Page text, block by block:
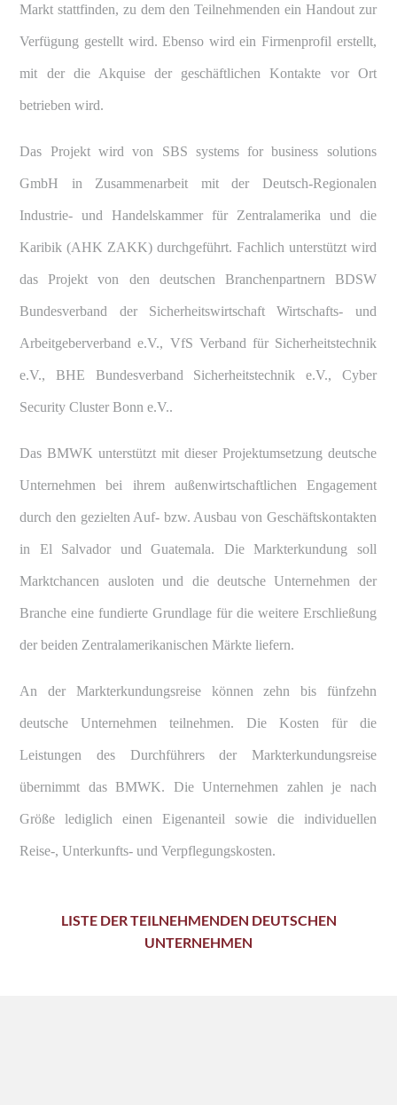
Markt stattfinden, zu dem den Teilnehmenden ein Handout zur
Verfügung gestellt wird. Ebenso wird ein Firmenprofil erstellt,
mit der die Akquise der geschäftlichen Kontakte vor Ort
betrieben wird.
Das Projekt wird von SBS systems for business solutions
GmbH in Zusammenarbeit mit der Deutsch-Regionalen
Industrie- und Handelskammer für Zentralamerika und die
Karibik (AHK ZAKK) durchgeführt. Fachlich unterstützt wird
das Projekt von den deutschen Branchenpartnern BDSW
Bundesverband der Sicherheitswirtschaft Wirtschafts- und
Arbeitgeberverband e.V., VfS Verband für Sicherheitstechnik
e.V., BHE Bundesverband Sicherheitstechnik e.V., Cyber
Security Cluster Bonn e.V..
Das BMWK unterstützt mit dieser Projektumsetzung deutsche
Unternehmen bei ihrem außenwirtschaftlichen Engagement
durch den gezielten Auf- bzw. Ausbau von Geschäftskontakten
in El Salvador und Guatemala. Die Markterkundung soll
Marktchancen ausloten und die deutsche Unternehmen der
Branche eine fundierte Grundlage für die weitere Erschließung
der beiden Zentralamerikanischen Märkte liefern.
An der Markterkundungsreise können zehn bis fünfzehn
deutsche Unternehmen teilnehmen. Die Kosten für die
Leistungen des Durchführers der Markterkundungsreise
übernimmt das BMWK. Die Unternehmen zahlen je nach
Größe lediglich einen Eigenanteil sowie die individuellen
Reise-, Unterkunfts- und Verpflegungskosten.
LISTE DER TEILNEHMENDEN DEUTSCHEN
UNTERNEHMEN